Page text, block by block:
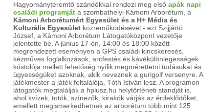
Hagyományteremtő szándékkal rendezi meg első apák napi
családi programját a szombathelyi Kámoni Arborétum, a
Kámoni Arborétumért Egyesület és a H+ Média és
Kulturális Egyesület közreműködésével - ezt Szijjártó
József, a Kámoni Arborétum Látogatóközpont vezetője
jelentette be. A június 17-én, 14:00 és 18:00 között
megrendezett eseményen a GPS családi kincskeresés,
kézműves foglalkozások, arcfestés és kávékülönlegességek
kóstolója mellett lehetőség nyílik megmérettetni tudásukat és
ügyességüket azoknak, akik neveznek a gurigolf versenyre. A
játékmester a játék feltalálója, Tóth István lesz. A programon
látogatók megtalálják a hplusz.hu helytörténeti standját is,
ahol kvízek, totók, színezők, kirakók várják az érdeklődőket,
emellett megismerkedhetnek az arborétum több mint 125